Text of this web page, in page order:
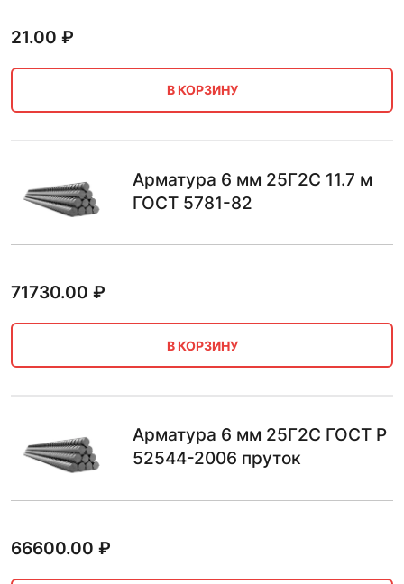
21.00 ₽
В КОРЗИНУ
Арматура 6 мм 25Г2С 11.7 м
ГОСТ 5781-82
71730.00 ₽
В КОРЗИНУ
Арматура 6 мм 25Г2С ГОСТ Р
52544-2006 пруток
66600.00 ₽